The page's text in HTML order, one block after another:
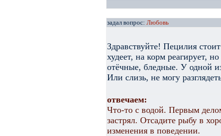
задал вопрос: Любовь
Здравствуйте! Пецилия
худеет, на корм реагирует,
отёчные, бледные. У одной
Или слизь, не могу
отвечаем:
Что-то с водой. Первым
застрял. Отсадите рыбу в
изменения в поведении.